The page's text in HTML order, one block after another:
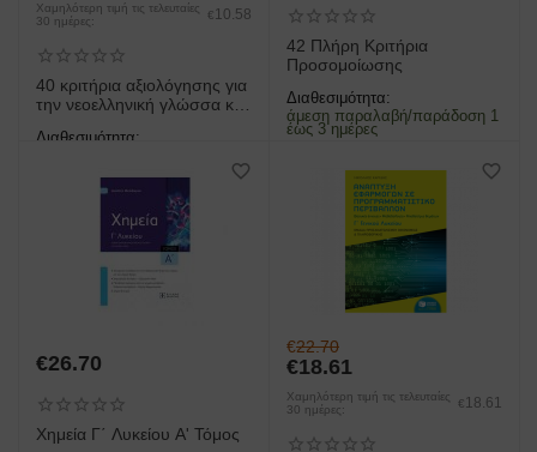
Χαμηλότερη τιμή τις τελευταίες
30 ημέρες:
€ 10.58
40 κριτήρια αξιολόγησης για
την νεοελληνική γλώσσα και
Γ λυκείου
Διαθεσιμότητα:
42 Πλήρη Κριτήρια
Προσομοίωσης
Διαθεσιμότητα:
άμεση παραλαβή/παράδοση 1
έως 3 ημέρες
€26.70
Xημεία Γ΄ Λυκείου Α' Τόμος
€22.70
€18.61
Χαμηλότερη τιμή τις τελευταίες
30 ημέρες:
€ 18.61